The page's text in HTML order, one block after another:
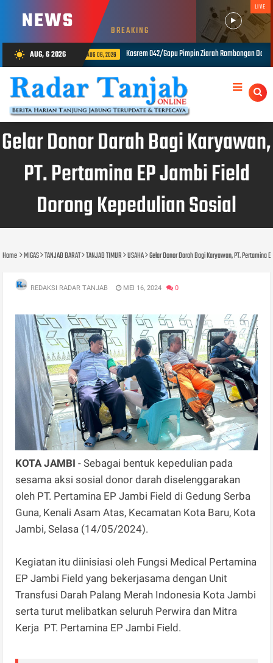
NEWS BREAKING
LIVE
wb_sunny AUG, 6 2026
Gapu Pimpin Ziarah Rombongan Dalam Rangka Hut Ke-1 Kodam XX/Tuanku Imam Bonjol
Gelar Donor Darah Bagi Karyawan,
PT. Pertamina EP Jambi Field
Dorong Kepedulian Sosial
Home MIGAS TANJAB BARAT TANJAB TIMUR USAHA Gelar Donor Darah Bagi Karyawan, PT. Pertamina
REDAKSI RADAR TANJAB MEI 16, 2024 0
KOTA JAMBI - Sebagai bentuk kepedulian pada
sesama aksi sosial donor darah diselenggarakan
oleh PT. Pertamina EP Jambi Field di Gedung Serba
Guna, Kenali Asam Atas, Kecamatan Kota Baru, Kota
Jambi, Selasa (14/05/2024).
Kegiatan itu diinisiasi oleh Fungsi Medical Pertamina
EP Jambi Field yang bekerjasama dengan Unit
Transfusi Darah Palang Merah Indonesia Kota Jambi
serta turut melibatkan seluruh Perwira dan Mitra
Kerja PT. Pertamina EP Jambi Field.